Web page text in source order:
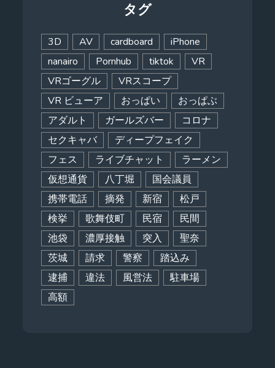
タグ
3D AV cardboard
iPhone
nanairo
Pornhub tiktok
VR
VRゴーグル
VRスコープ
VR ビューア
おっぱい
おっぱぶ
アダルト
ガールズバー
コロナ
セクキャバ
ディープフェイク
フェス
ライブチャット
ラーメン
仮想通貨
八丁堀
国会議員
携帯電話
摘発 新宿
松戸
検挙
歌舞伎町 民宿
民間
池袋
濃厚接触 突入
聖奈
茨城
請求 警察
踏込み
逮捕
違法 風営法
駐車場
高額